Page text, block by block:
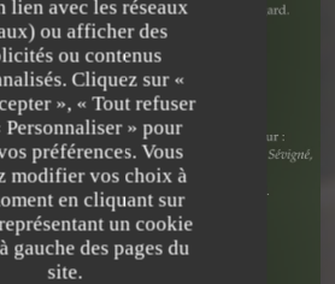
lien avec les réseaux
ou afficher des
ou contenus
Cliquez sur «
», « Tout refuser
Personnaliser » pour
préférences. Vous
modifier vos choix à
en cliquant sur
un cookie
gauche des pages du
site.
GASTRONOMIQUE
RÉSERVER